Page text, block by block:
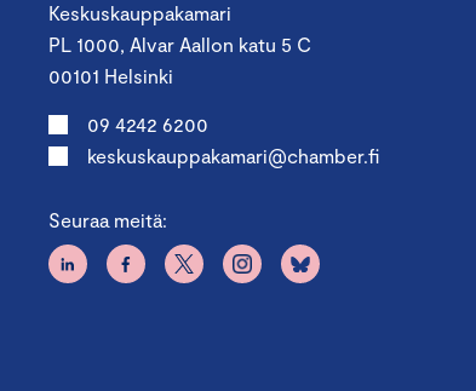
Keskuskauppakamari
PL 1000, Alvar Aallon katu 5 C
00101 Helsinki
09 4242 6200
keskuskauppakamari@chamber.fi
Seuraa meitä: